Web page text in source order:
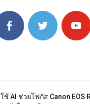
ใช้ AI ช่วยโฟกัส Canon EOS